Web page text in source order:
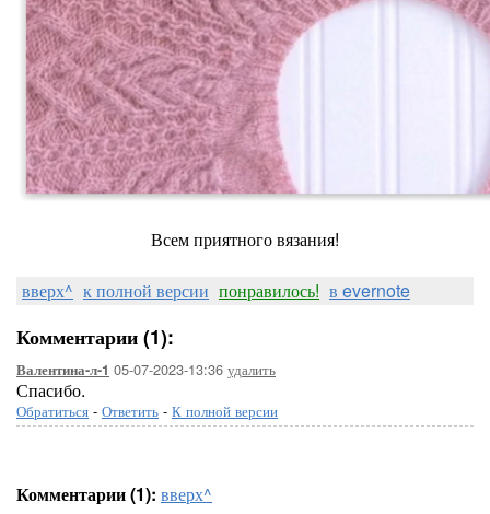
Всем приятного вязания!
вверх^ к полной версии понравилось! в evernote
Комментарии (1):
Валентина-л-1 05-07-2023-13:36 удалить
Спасибо.
Обратиться - Ответить - К полной версии
Комментарии (1): вверх^